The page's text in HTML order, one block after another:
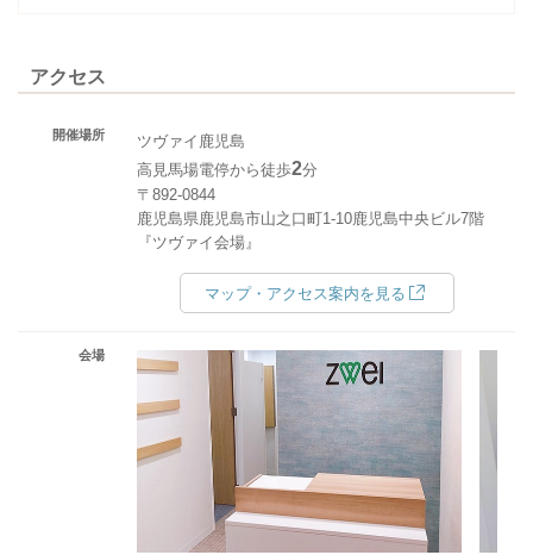
アクセス
開催場所
ツヴァイ鹿児島
高見馬場電停から徒歩2分
〒892-0844
鹿児島県鹿児島市山之口町1-10鹿児島中央ビル7階
『ツヴァイ会場』
マップ・アクセス案内を見る
会場